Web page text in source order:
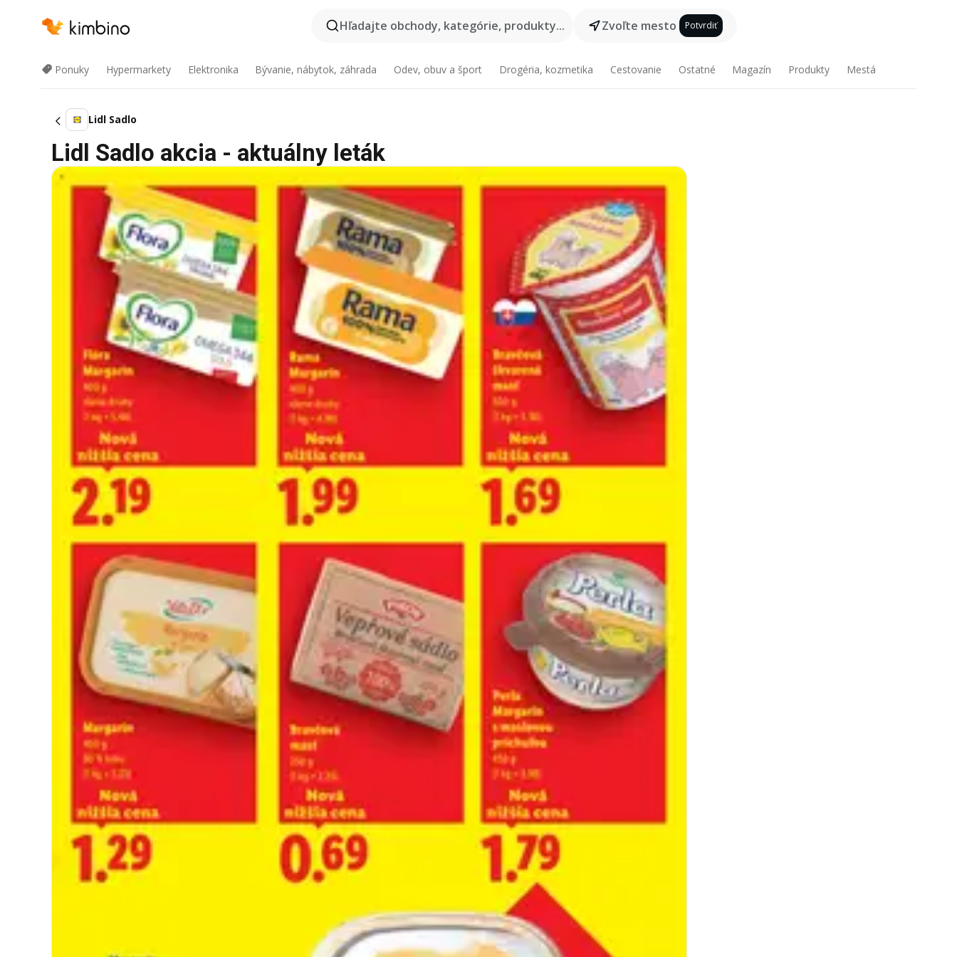
Hľadajte obchody, kategórie, produkty... Zvoľte mesto Potvrdiť
Ponuky Hypermarkety Elektronika Bývanie, nábytok, záhrada Odev, obuv a šport Drogéria, kozmetika Cestovanie Ostatné Magazín Produkty Mestá
Lidl Sadlo
Lidl Sadlo akcia - aktuálny leták